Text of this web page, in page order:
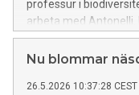
professur i
arbeta med
honom och
gemensamma
Nu blommar
26.5.2026 10:37:28 CEST